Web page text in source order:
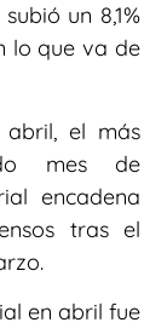
un 8,1%
lo que va de
el más
mes de
encadena
tras el
en abril fue